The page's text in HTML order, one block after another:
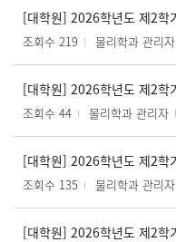
조회수 219 물리학과 관리자
조회수 44 물리학과 관리자
조회수 135 물리학과 관리자